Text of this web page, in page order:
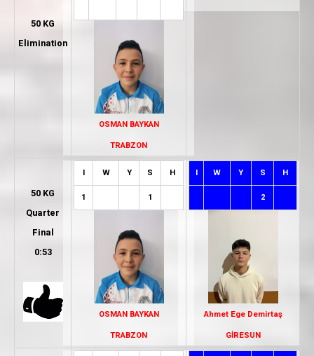
50 KG
Elimination
OSMAN BAYKAN
TRABZON
50 KG
Quarter
Final
0:53
I W Y S H
1 1
OSMAN BAYKAN
TRABZON
I W Y S H
2
Ahmet Ege Demirtaş
GİRESUN